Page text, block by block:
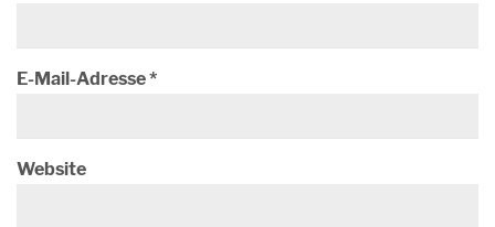
E-Mail-Adresse*
Website